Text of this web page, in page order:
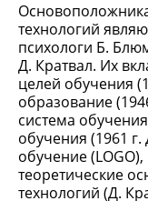
технологий
психологи Б.
Д. Кратвал. Их
целей обучения
образование
система
обучения (1961
обучение
теоретические
технологий (Д.